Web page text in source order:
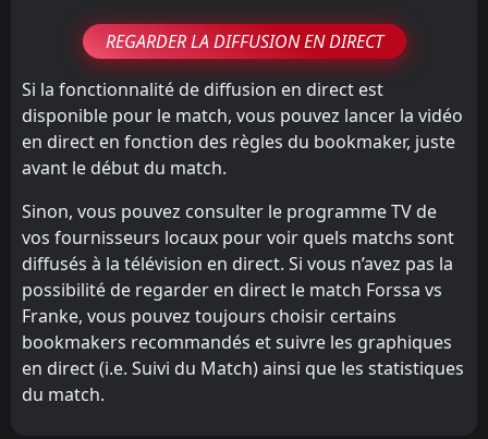
REGARDER LA DIFFUSION EN DIRECT
Si la fonctionnalité de diffusion en direct est
disponible pour le match, vous pouvez lancer la vidéo
en direct en fonction des règles du bookmaker, juste
avant le début du match.
Sinon, vous pouvez consulter le programme TV de
vos fournisseurs locaux pour voir quels matchs sont
diffusés à la télévision en direct. Si vous n’avez pas la
possibilité de regarder en direct le match Forssa vs
Franke, vous pouvez toujours choisir certains
bookmakers recommandés et suivre les graphiques
en direct (i.e. Suivi du Match) ainsi que les statistiques
du match.